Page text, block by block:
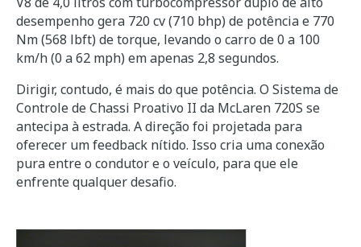
desempenho gera 720 cv (710 bhp) de potência e 770
Nm (568 lbft) de torque, levando o carro de 0 a 100
km/h (0 a 62 mph) em apenas 2,8 segundos.
Dirigir, contudo, é mais do que potência. O Sistema de
Controle de Chassi Proativo II da McLaren 720S se
antecipa à estrada. A direção foi projetada para
oferecer um feedback nítido. Isso cria uma conexão
pura entre o condutor e o veículo, para que ele
enfrente qualquer desafio.